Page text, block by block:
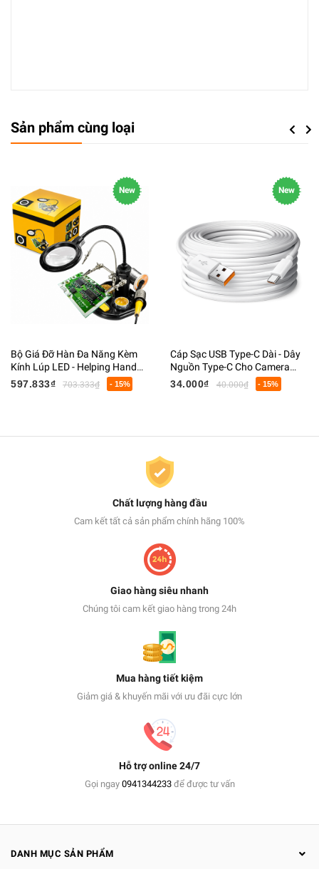
Sản phẩm cùng loại Previous
New
Bộ Giá Đỡ Hàn Đa Năng Kèm
Kính Lúp LED - Helping Hand
Hỗ Trợ Hàn Mạch, Giá Đỡ Mỏ
597.833₫ 703.333₫ - 15%
New
Cáp Sạc USB Type-C Dài - Dây
Nguồn Type-C Cho Camera
Giám Sát, Webcam, Điện Thoại
34.000₫ 40.000₫ - 15%
Next
Chất lượng hàng đầu
Cam kết tất cả sản phẩm chính hãng 100%
Giao hàng siêu nhanh
Chúng tôi cam kết giao hàng trong 24h
Mua hàng tiết kiệm
Giảm giá & khuyến mãi với ưu đãi cực lớn
Hỗ trợ online 24/7
Gọi ngay 0941344233để được tư vấn
DANH MỤC SẢN PHẨM